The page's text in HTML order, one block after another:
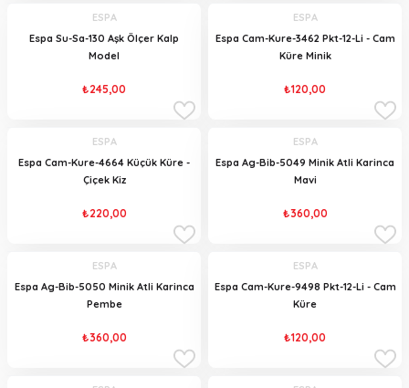
ESPA
Espa Su-Sa-130 Aşk Ölçer Kalp
Model
₺245,00
ESPA
Espa Cam-Kure-3462 Pkt-12-Li - Cam
Küre Minik
₺120,00
ESPA
Espa Cam-Kure-4664 Küçük Küre -
Çiçek Kiz
₺220,00
ESPA
Espa Ag-Bib-5049 Minik Atli Karinca
Mavi
₺360,00
ESPA
Espa Ag-Bib-5050 Minik Atli Karinca
Pembe
₺360,00
ESPA
Espa Cam-Kure-9498 Pkt-12-Li - Cam
Küre
₺120,00